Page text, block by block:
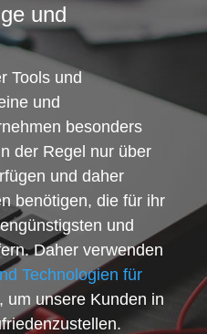
und
Tools und
und
besonders
der Regel nur über
und daher
benötigen, die für ihr
und
Daher verwenden
Technologien für
, um unsere Kunden in